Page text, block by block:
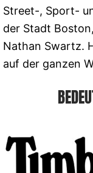
Street-, Sport-
der Stadt
Nathan Swartz.
auf der ganzen